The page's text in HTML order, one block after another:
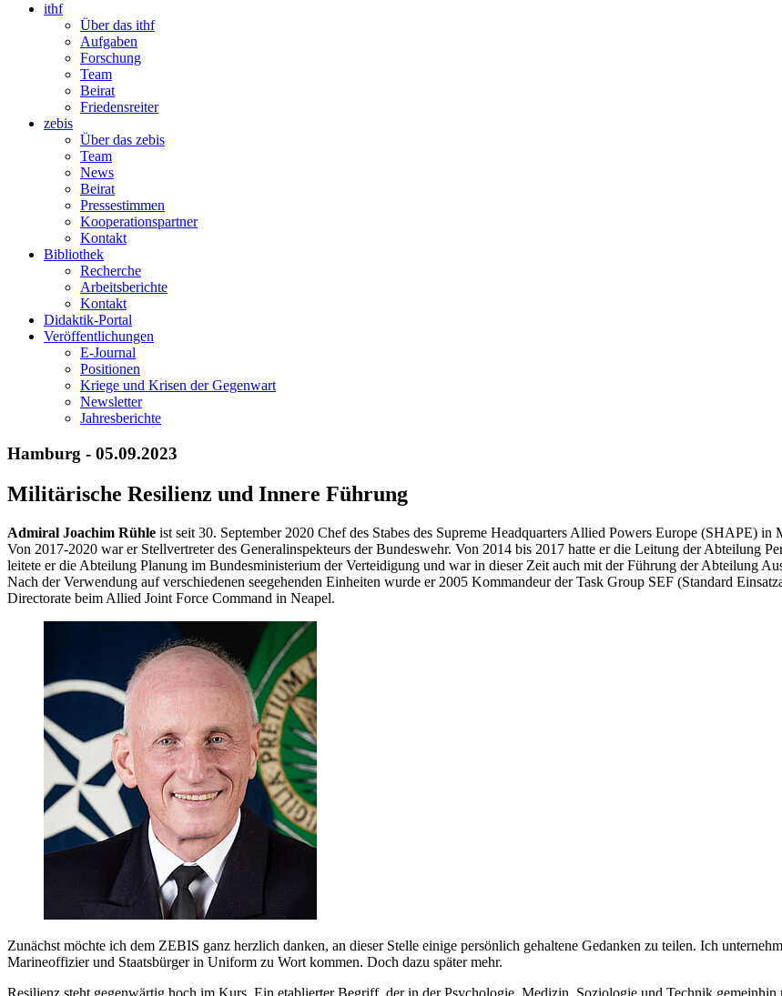
ithf
Über das ithf
Aufgaben
Forschung
Team
Beirat
Friedensreiter
zebis
Über das zebis
Team
News
Beirat
Pressestimmen
Kooperationspartner
Kontakt
Bibliothek
Recherche
Arbeitsberichte
Kontakt
Didaktik-Portal
Veröffentlichungen
E­-Journal
Positionen
Kriege und Krisen der Gegenwart
Newsletter
Jahresberichte
Hamburg - 05.09.2023
Militärische Resilienz und Innere Führung
Admiral Joachim Rühle ist seit 30. September 2020 Chef des Stabes des Supreme Headquarters Allied Powers Europe (SHAPE) in
Von 2017-2020 war er Stell­vertreter des Generalinspekteurs der Bundeswehr. Von 2014 bis 2017 hatte er die ­Leitung der Abteilung
leitete er die Abteilung Planung im Bundes­ministerium der Verteidigung und war in dieser Zeit auch mit der Führung der Abteilung
Nach der Verwendung auf verschiedenen seegehenden Einheiten wurde er 2005 Kommandeur der Task Group SEF (Standard
Directorate beim Allied Joint Force Command in Neapel.
Zunächst möchte ich dem ZEBIS ganz herzlich danken, an dieser Stelle einige persönlich gehaltene Gedanken zu teilen. Ich
Marineoffizier und Staatsbürger in Uniform zu Wort kommen. Doch dazu später mehr.
Resilienz steht gegenwärtig hoch im Kurs. Ein etablierter Begriff, der in der Psychologie, Medizin, Soziologie und Technik